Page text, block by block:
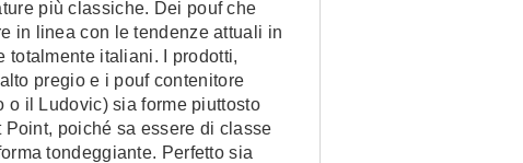
più classiche. Dei pouf che
in linea con le tendenze attuali in
totalmente italiani. I prodotti,
pregio e i pouf contenitore
o il Ludovic) sia forme piuttosto
poiché sa essere di classe
tondeggiante. Perfetto sia